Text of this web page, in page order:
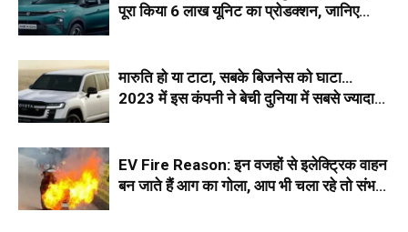
पूरा किया 6 लाख यूनिट का प्रोडक्शन, जानिए
मारुति हो या टाटा, सबके बिजनेस को घाटा…
2023 में इस कंपनी ने बेची दुनिया में सबसे ज्यादा
EV Fire Reason: इन वजहों से इलेक्ट्रिक वाहन
बन जाते हैं आग का गोला, आप भी चला रहे तो संभल